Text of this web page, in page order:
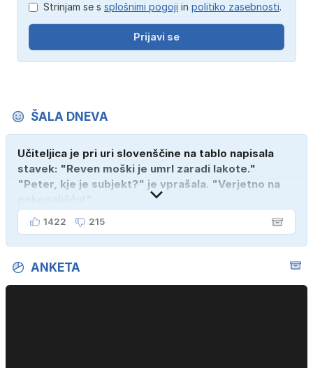
Strinjam se s splošnimi pogoji in politiko zasebnosti.
Prijavi se
ŠALA DNEVA
Učiteljica je pri uri slovenščine na tablo napisala
stavek: "Reven moški je umrl zaradi lakote."
"Peter, kje je subjekt?" je vprašala. "Verjetno na
1422 215
ANKETA